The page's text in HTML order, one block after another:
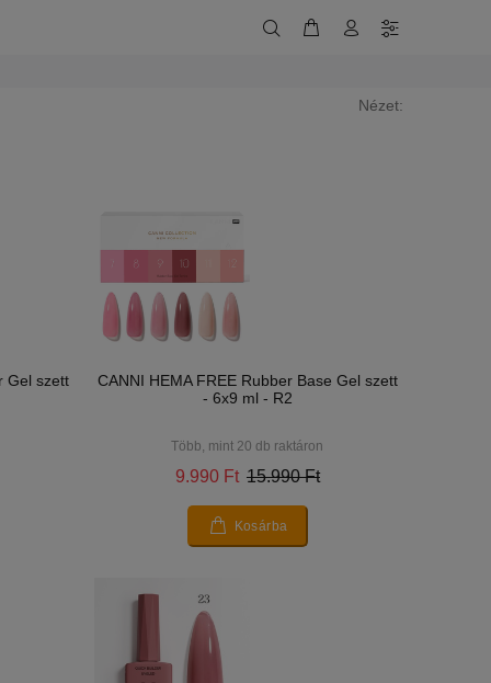
Nézet:
Gel szett
CANNI HEMA FREE Rubber Base Gel szett
- 6x9 ml - R2
Több, mint 20 db raktáron
9.990 Ft 15.990 Ft
Kosárba